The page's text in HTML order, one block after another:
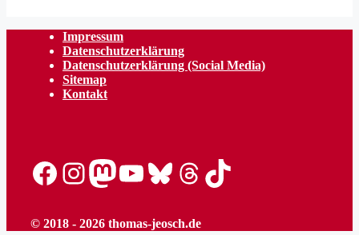
Impressum
Datenschutzerklärung
Datenschutzerklärung (Social Media)
Sitemap
Kontakt
Facebook
Instagram
Mastodon
YouTube
Bluesky
Threads
TikTok
© 2018 - 2026 thomas-jeosch.de